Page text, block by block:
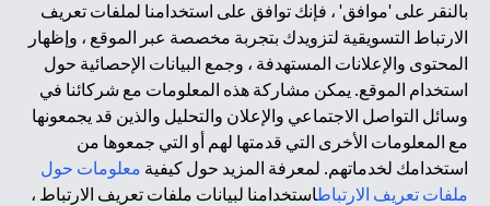
بالنقر على 'موافق' ، فإنك توافق على استخدامنا لملفات تعريف
الارتباط التسويقية لتزويدك بتجربة مخصصة عبر الموقع ، وإظهار
المحتوى والإعلانات المستهدفة ، وجمع البيانات الإحصائية حول
استخدام الموقع. يمكن مشاركة هذه المعلومات مع شركائنا في
وسائل التواصل الاجتماعي والإعلان والتحليل والذين قد يجمعونها
مع المعلومات الأخرى التي قدمتها لهم أو التي جمعوها من
استخدامك لخدماتهم. لمعرفة المزيد حول كيفية معلومات حول
ملفات تعريف الارتباطاستخدامنا لبيانات ملفات تعريف الارتباط ،
أرقام التراخيص 202563 لفرع الوصل في دبي، 531989 لفرع مول
الإمارات في دبي، و CN-1002019 لفرع أبوظبي. هاتف: 4000 311 04.
فرع سيتي بنك إن إيه - الإمارات العربية المتحدة مرخص من مصرف
الإمارات العربية المتحدة المركزي كفرع لبنك أجنبي.
سيتي بنك إن إيه الإمارات العربية المتحدة مرخص من هيئة الأوراق المالية
والسلع في الإمارات العربية المتحدة ("SCA") للقيام بالنشاط المالي لـ أ)
الاستشارات المالية والتعريف والترويج بموجب ترخيص رقم
20200000097 ب) وسيط تداول في الأسواق الدولية بموجب ترخيص